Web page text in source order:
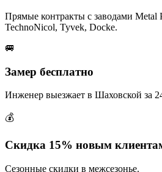
Прямые контракты с заводами Metal
TechnoNicol, Tyvek, Docke.
🚐
Замер бесплатно
Инженер выезжает в Шаховской за
💰
Скидка 15% новым
Сезонные скидки в межсезонье.